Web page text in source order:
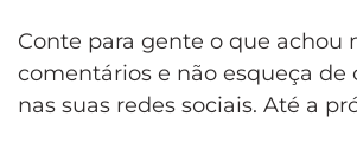
Conte para gente o que achou
comentários e não esqueça
nas suas redes sociais. Até a